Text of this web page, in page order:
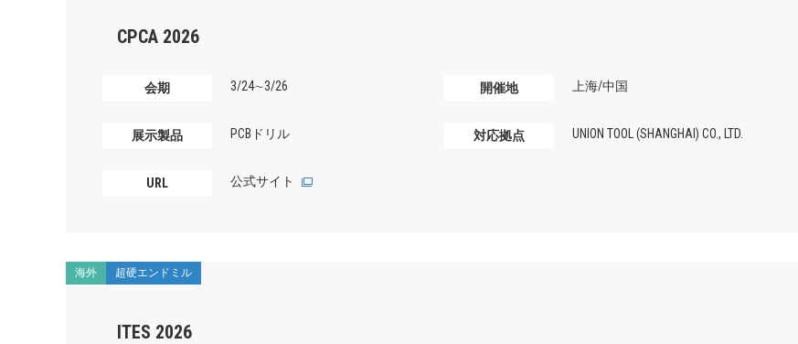
CPCA 2026
会期 3/24∼3/26 開催地 上海/中国
展示製品 PCBドリル 対応拠点 UNION TOOL (SHANGHAI) CO., LTD.
URL 公式サイト
海外 超硬エンドミル
ITES 2026